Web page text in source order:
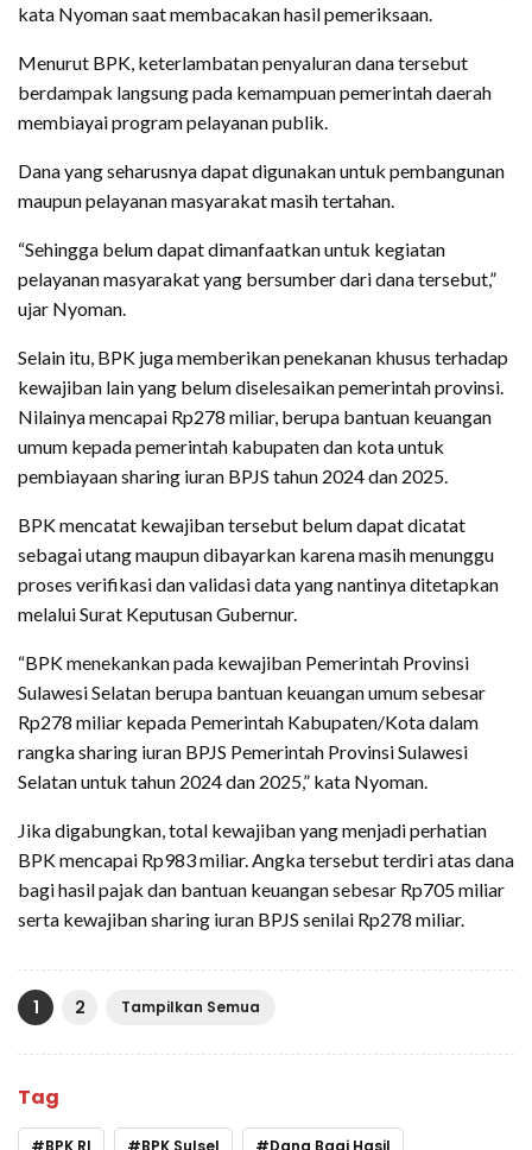
kata Nyoman saat membacakan hasil pemeriksaan.
Menurut BPK, keterlambatan penyaluran dana tersebut
berdampak langsung pada kemampuan pemerintah daerah
membiayai program pelayanan publik.
Dana yang seharusnya dapat digunakan untuk pembangunan
maupun pelayanan masyarakat masih tertahan.
“Sehingga belum dapat dimanfaatkan untuk kegiatan
pelayanan masyarakat yang bersumber dari dana tersebut,”
ujar Nyoman.
Selain itu, BPK juga memberikan penekanan khusus terhadap
kewajiban lain yang belum diselesaikan pemerintah provinsi.
Nilainya mencapai Rp278 miliar, berupa bantuan keuangan
umum kepada pemerintah kabupaten dan kota untuk
pembiayaan sharing iuran BPJS tahun 2024 dan 2025.
BPK mencatat kewajiban tersebut belum dapat dicatat
sebagai utang maupun dibayarkan karena masih menunggu
proses verifikasi dan validasi data yang nantinya ditetapkan
melalui Surat Keputusan Gubernur.
“BPK menekankan pada kewajiban Pemerintah Provinsi
Sulawesi Selatan berupa bantuan keuangan umum sebesar
Rp278 miliar kepada Pemerintah Kabupaten/Kota dalam
rangka sharing iuran BPJS Pemerintah Provinsi Sulawesi
Selatan untuk tahun 2024 dan 2025,” kata Nyoman.
Jika digabungkan, total kewajiban yang menjadi perhatian
BPK mencapai Rp983 miliar. Angka tersebut terdiri atas dana
bagi hasil pajak dan bantuan keuangan sebesar Rp705 miliar
serta kewajiban sharing iuran BPJS senilai Rp278 miliar.
1 2 Tampilkan Semua
Tag
BPK RI BPK Sulsel Dana Bagi Hasil